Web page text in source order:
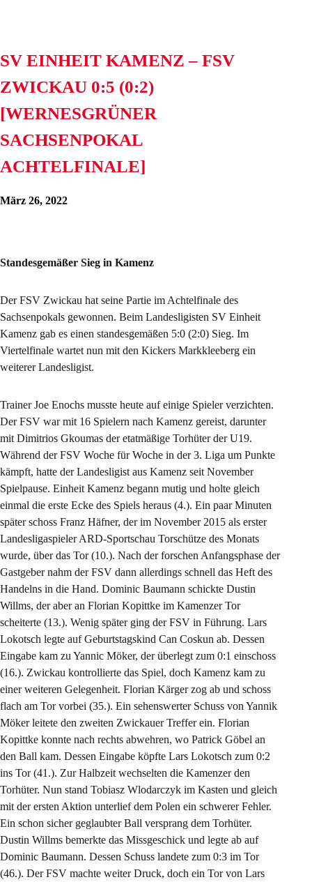
SV EINHEIT KAMENZ – FSV
ZWICKAU 0:5 (0:2)
[WERNESGRÜNER
SACHSENPOKAL
ACHTELFINALE]
März 26, 2022
Standesgemäßer Sieg in Kamenz
Der FSV Zwickau hat seine Partie im Achtelfinale des
Sachsenpokals gewonnen. Beim Landesligisten SV Einheit
Kamenz gab es einen standesgemäßen 5:0 (2:0) Sieg. Im
Viertelfinale wartet nun mit den Kickers Markkleeberg ein
weiterer Landesligist.
Trainer Joe Enochs musste heute auf einige Spieler verzichten.
Der FSV war mit 16 Spielern nach Kamenz gereist, darunter
mit Dimitrios Gkoumas der etatmäßige Torhüter der U19.
Während der FSV Woche für Woche in der 3. Liga um Punkte
kämpft, hatte der Landesligist aus Kamenz seit November
Spielpause. Einheit Kamenz begann mutig und holte gleich
einmal die erste Ecke des Spiels heraus (4.). Ein paar Minuten
später schoss Franz Häfner, der im November 2015 als erster
Landesligaspieler ARD-Sportschau Torschütze des Monats
wurde, über das Tor (10.). Nach der forschen Anfangsphase der
Gastgeber nahm der FSV dann allerdings schnell das Heft des
Handelns in die Hand. Dominic Baumann schickte Dustin
Willms, der aber an Florian Kopittke im Kamenzer Tor
scheiterte (13.). Wenig später ging der FSV in Führung. Lars
Lokotsch legte auf Geburtstagskind Can Coskun ab. Dessen
Eingabe kam zu Yannic Möker, der überlegt zum 0:1 einschoss
(16.). Zwickau kontrollierte das Spiel, doch Kamenz kam zu
einer weiteren Gelegenheit. Florian Kärger zog ab und schoss
flach am Tor vorbei (35.). Ein sehenswerter Schuss von Yannik
Möker leitete den zweiten Zwickauer Treffer ein. Florian
Kopittke konnte nach rechts abwehren, wo Patrick Göbel an
den Ball kam. Dessen Eingabe köpfte Lars Lokotsch zum 0:2
ins Tor (41.). Zur Halbzeit wechselten die Kamenzer den
Torhüter. Nun stand Tobiasz Wlodarczyk im Kasten und gleich
mit der ersten Aktion unterlief dem Polen ein schwerer Fehler.
Ein schon sicher geglaubter Ball versprang dem Torhüter.
Dustin Willms bemerkte das Missgeschick und legte ab auf
Dominic Baumann. Dessen Schuss landete zum 0:3 im Tor
(46.). Der FSV machte weiter Druck, doch ein Tor von Lars